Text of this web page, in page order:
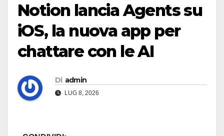
Notion lancia Agents su
iOS, la nuova app per
chattare con le AI
Di admin
LUG 8, 2026